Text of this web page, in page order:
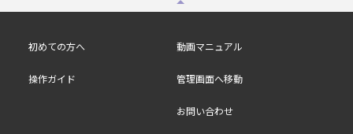
初めての方へ 動画マニュアル
操作ガイド 管理画面へ移動
お問い合わせ